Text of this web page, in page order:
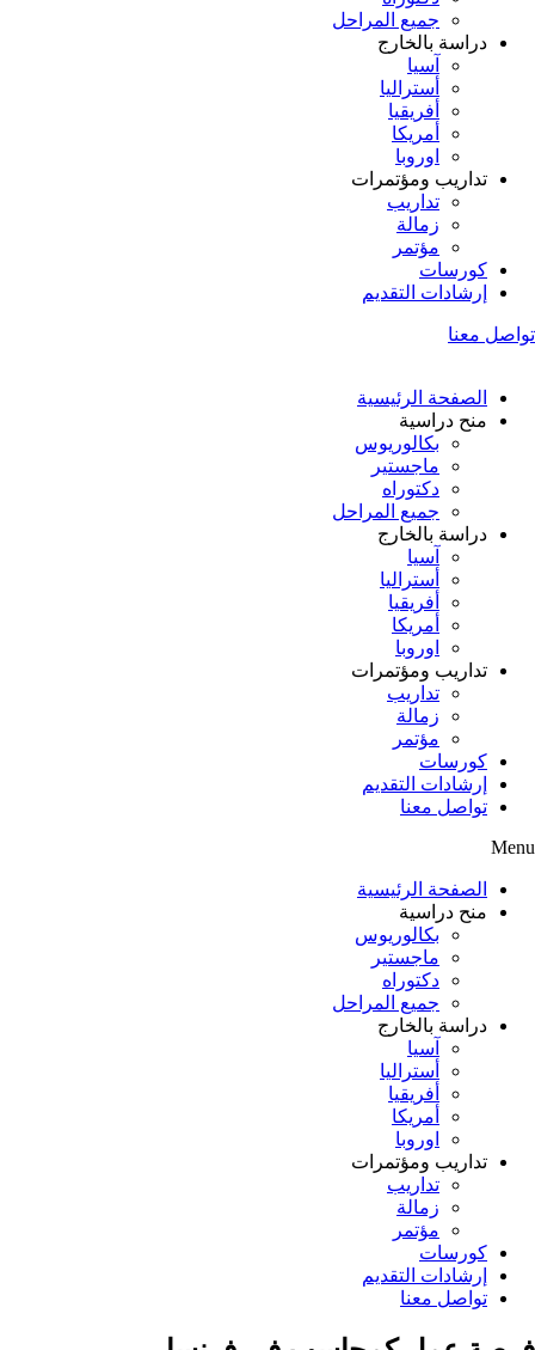
جميع المراحل
دراسة بالخارج
آسيا
أستراليا
أفريقيا
أمريكا
اوروبا
تداريب ومؤتمرات
تداريب
زمالة
مؤتمر
كورسات
إرشادات التقديم
تواصل معنا
الصفحة الرئيسية
منح دراسية
بكالوريوس
ماجستير
دكتوراه
جميع المراحل
دراسة بالخارج
آسيا
أستراليا
أفريقيا
أمريكا
اوروبا
تداريب ومؤتمرات
تداريب
زمالة
مؤتمر
كورسات
إرشادات التقديم
تواصل معنا
Menu
الصفحة الرئيسية
منح دراسية
بكالوريوس
ماجستير
دكتوراه
جميع المراحل
دراسة بالخارج
آسيا
أستراليا
أفريقيا
أمريكا
اوروبا
تداريب ومؤتمرات
تداريب
زمالة
مؤتمر
كورسات
إرشادات التقديم
تواصل معنا